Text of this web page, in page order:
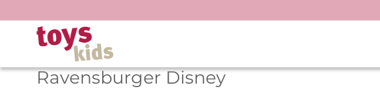
Inhalt
springen
Ravensburger Disney